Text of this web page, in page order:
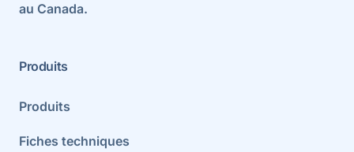
au Canada.
Produits
Produits
Fiches techniques